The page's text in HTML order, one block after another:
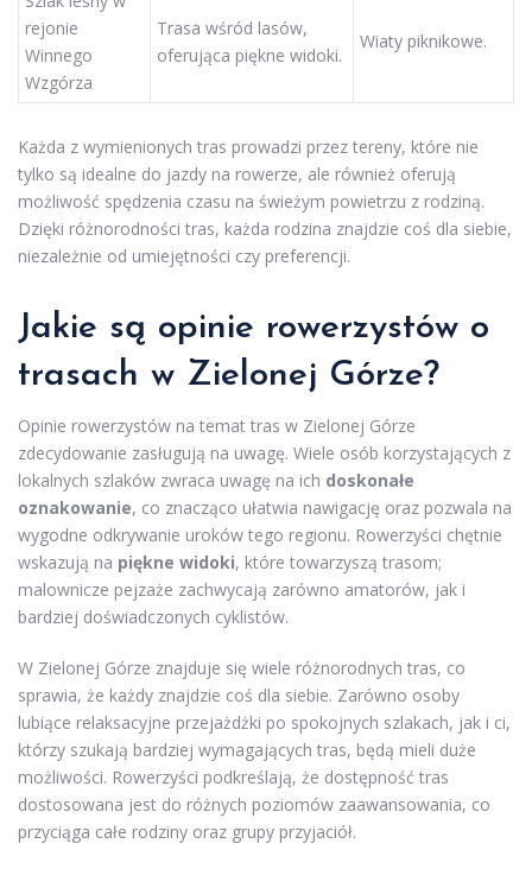
rejonie
Winnego
Wzgórza
Trasa wśród lasów,
oferująca piękne widoki.
Wiaty piknikowe.
Każda z wymienionych tras prowadzi przez tereny, które nie
tylko są idealne do jazdy na rowerze, ale również oferują
możliwość spędzenia czasu na świeżym powietrzu z rodziną.
Dzięki różnorodności tras, każda rodzina znajdzie coś dla siebie,
niezależnie od umiejętności czy preferencji.
Jakie są opinie rowerzystów o
trasach w Zielonej Górze?
Opinie rowerzystów na temat tras w Zielonej Górze
zdecydowanie zasługują na uwagę. Wiele osób korzystających z
lokalnych szlaków zwraca uwagę na ich doskonałe
oznakowanie, co znacząco ułatwia nawigację oraz pozwala na
wygodne odkrywanie uroków tego regionu. Rowerzyści chętnie
wskazują na piękne widoki, które towarzyszą trasom;
malownicze pejzaże zachwycają zarówno amatorów, jak i
bardziej doświadczonych cyklistów.
W Zielonej Górze znajduje się wiele różnorodnych tras, co
sprawia, że każdy znajdzie coś dla siebie. Zarówno osoby
lubiące relaksacyjne przejażdżki po spokojnych szlakach, jak i ci,
którzy szukają bardziej wymagających tras, będą mieli duże
możliwości. Rowerzyści podkreślają, że dostępność tras
dostosowana jest do różnych poziomów zaawansowania, co
przyciąga całe rodziny oraz grupy przyjaciół.